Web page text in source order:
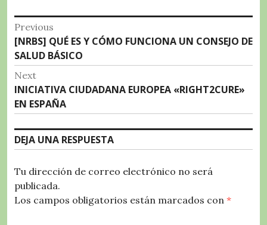
o
o
k
p m ir
Navegación
de
entradas
Previous
Previous
post:
[NRBS] QUÉ ES Y CÓMO FUNCIONA UN CONSEJO DE
SALUD BÁSICO
Next
Next
post:
INICIATIVA CIUDADANA EUROPEA «RIGHT2CURE»
EN ESPAÑA
DEJA UNA RESPUESTA
Tu dirección de correo electrónico no será
publicada.
Los campos obligatorios están marcados con *